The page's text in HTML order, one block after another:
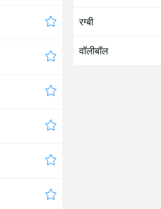
इंगलैंड
रग्बी
वॉलीबॉल